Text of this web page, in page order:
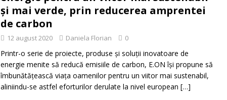
și mai verde, prin reducerea amprentei
de carbon
12 august 2020 Daniela Florian 0
Printr-o serie de proiecte, produse și soluții inovatoare de
energie menite să reducă emisiile de carbon, E.ON își propune să
îmbunătățească viața oamenilor pentru un viitor mai sustenabil,
aliniindu-se astfel eforturilor derulate la nivel european […]